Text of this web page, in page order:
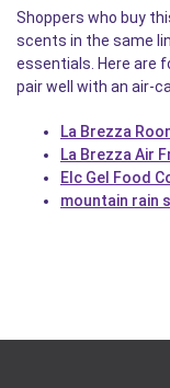
Shoppers who buy
scents in the same
essentials. Here are
pair well with an air-
La Brezza
La Brezza Air
Elc Gel Food
mountain rain